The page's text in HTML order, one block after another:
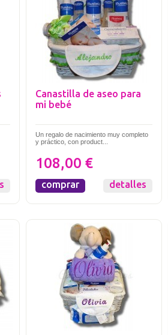
Canastilla de aseo para
mi bebé
Un regalo de nacimiento muy completo
y práctico, con product...
108,00 €
comprar detalles